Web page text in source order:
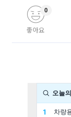
좋아요
0